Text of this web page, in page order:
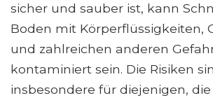
sicher und sauber ist, kann
Boden mit Körperflüssigkeiten,
und zahlreichen anderen
kontaminiert sein. Die Risiken
insbesondere für diejenigen,